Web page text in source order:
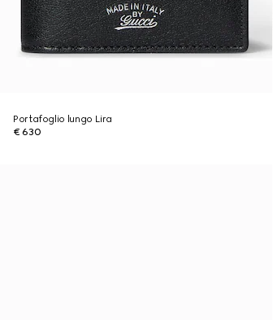
Portafoglio lungo Lira
€ 630